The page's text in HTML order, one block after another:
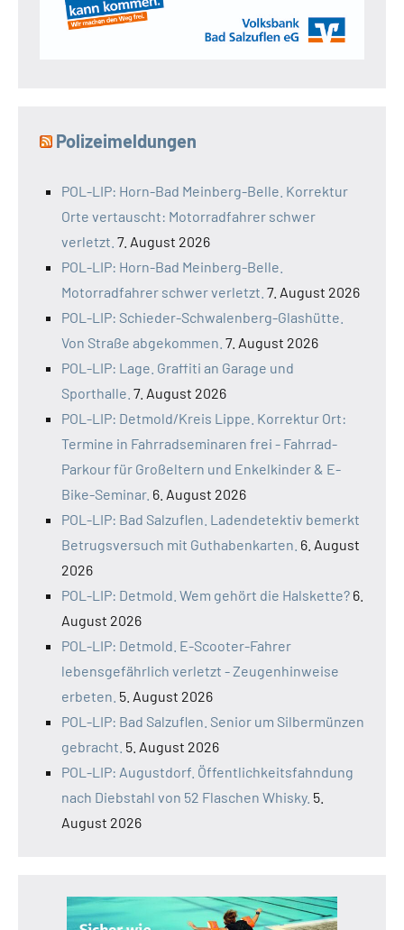
Polizeimeldungen
POL-LIP: Horn-Bad Meinberg-Belle. Korrektur
Orte vertauscht: Motorradfahrer schwer
verletzt. 7. August 2026
POL-LIP: Horn-Bad Meinberg-Belle.
Motorradfahrer schwer verletzt. 7. August 2026
POL-LIP: Schieder-Schwalenberg-Glashütte.
Von Straße abgekommen. 7. August 2026
POL-LIP: Lage. Graffiti an Garage und
Sporthalle. 7. August 2026
POL-LIP: Detmold/Kreis Lippe. Korrektur Ort:
Termine in Fahrradseminaren frei - Fahrrad-
Parkour für Großeltern und Enkelkinder & E-
Bike-Seminar. 6. August 2026
POL-LIP: Bad Salzuflen. Ladendetektiv bemerkt
Betrugsversuch mit Guthabenkarten. 6. August
2026
POL-LIP: Detmold. Wem gehört die Halskette? 6.
August 2026
POL-LIP: Detmold. E-Scooter-Fahrer
lebensgefährlich verletzt - Zeugenhinweise
erbeten. 5. August 2026
POL-LIP: Bad Salzuflen. Senior um Silbermünzen
gebracht. 5. August 2026
POL-LIP: Augustdorf. Öffentlichkeitsfahndung
nach Diebstahl von 52 Flaschen Whisky. 5.
August 2026